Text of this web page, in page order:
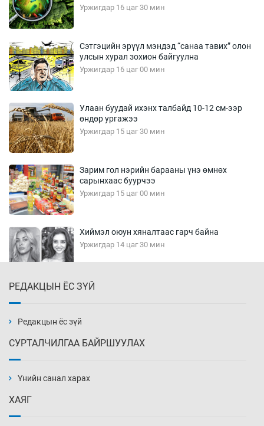
Уржигдар 16 цаг 30 мин
Сэтгэцийн эрүүл мэндэд “санаа тавих” олон
улсын хурал зохион байгуулна
Уржигдар 16 цаг 00 мин
Улаан буудай ихэнх талбайд 10-12 см-ээр
өндөр ургажээ
Уржигдар 15 цаг 30 мин
Зарим гол нэрийн барааны үнэ өмнөх
сарынхаас буурчээ
Уржигдар 15 цаг 00 мин
Хиймэл оюун хяналтаас гарч байна
Уржигдар 14 цаг 30 мин
Уржигдар 14 цаг 00 мин
нэмэгджээ
РЕДАКЦЫН ЁС ЗҮЙ
Редакцын ёс зүй
СУРТАЛЧИЛГАА БАЙРШУУЛАХ
Үнийн санал харах
ХАЯГ